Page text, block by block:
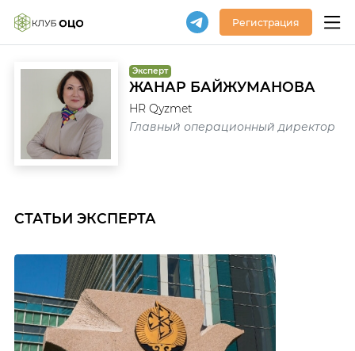
Регистрация
Эксперт
ЖАНАР БАЙЖУМАНОВА
HR Qyzmet
Главный операционный директор
СТАТЬИ ЭКСПЕРТА